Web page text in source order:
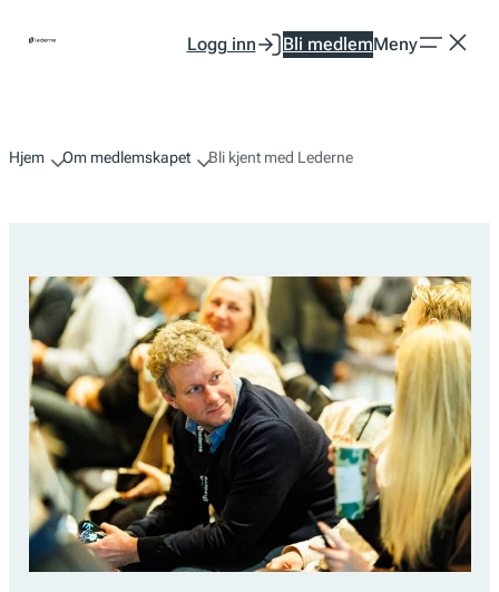
Logg inn Bli medlemMeny
Hjem Om medlemskapet Bli kjent med Lederne